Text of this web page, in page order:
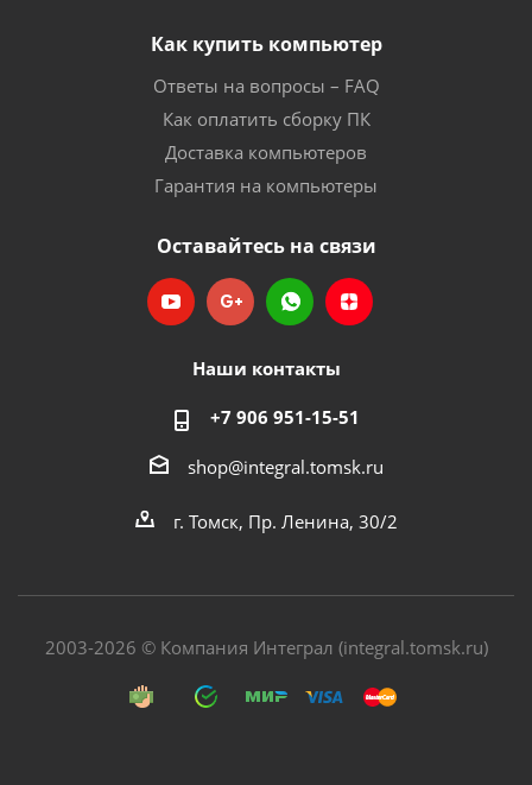
Как купить компьютер
Ответы на вопросы – FAQ
Как оплатить сборку ПК
Доставка компьютеров
Гарантия на компьютеры
Оставайтесь на связи
Наши контакты
+7 906 951-15-51
shop@integral.tomsk.ru
г. Томск, Пр. Ленина, 30/2
2003-2026 © Компания Интеграл (integral.tomsk.ru)